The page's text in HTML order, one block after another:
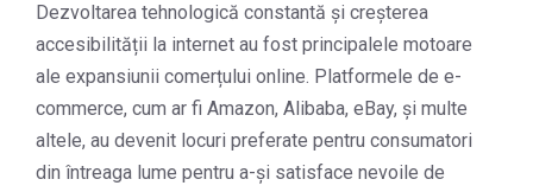
Dezvoltarea tehnologică constantă și creșterea
accesibilității la internet au fost principalele motoare
ale expansiunii comerțului online. Platformele de e-
commerce, cum ar fi Amazon, Alibaba, eBay, și multe
altele, au devenit locuri preferate pentru consumatori
din întreaga lume pentru a-și satisface nevoile de